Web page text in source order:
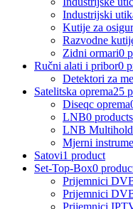
Industrijski
Kutije za
Razvodne
Zidni ormari0
Ručni alati i pribor0
Detektori za
Satelitska oprema25
Diseqc oprema
LNB0 products
LNB
Mjerni
Satovi1 product
Set-Top-Box0
Prijemnici
Prijemnici
Prijemnici